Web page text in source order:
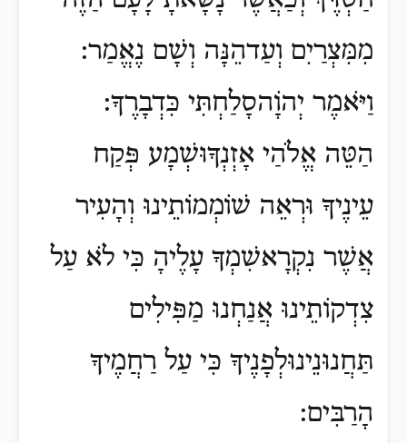
מִמִּצְרַיִם וְעַדהֵנָּה וְשָׁם נֶאֱמַר:
וַיֹּאמֶר יְהוָֹהסָלַחְתִּי כִּדְבָרֶךָ:
הַטֵּה אֱלֹהַי אָזְנְךָוּשְׁמָע פְּקַח
עֵינֶיךָ וּרְאֵה שׁוֹמְמוֹתֵינוּ וְהָעִיר
אֲשֶׁר נִקְרָאשִׁמְךָ עָלֶיהָ כִּי לֹא עַל
צִדְקוֹתֵינוּ אֲנַחְנוּ מַפִּילִים
תַּחֲנוּנֵינוּלְפָנֶיךָ כִּי עַל רַחֲמֶיךָ
הָרַבִּים: